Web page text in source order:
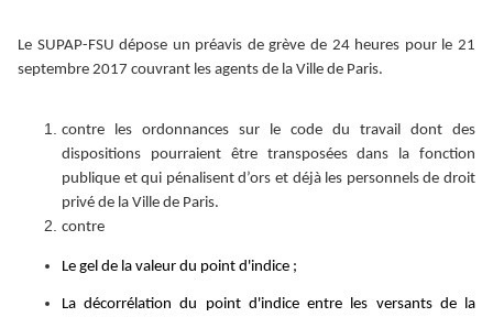
Le SUPAP-FSU dépose un préavis de grève de 24 heures pour le 21
septembre 2017 couvrant les agents de la Ville de Paris.
contre les ordonnances sur le code du travail dont des
dispositions pourraient être transposées dans la fonction
publique et qui pénalisent d’ors et déjà les personnels de droit
privé de la Ville de Paris.
contre
Le gel de la valeur du point d'indice ;
La décorrélation du point d'indice entre les versants de la